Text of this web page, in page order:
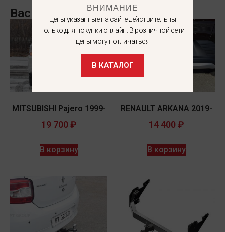
Вас может заинтересовать
MITSUBISHI Pajero 1999-
19 700 ₽
В корзину
RENAULT ARKANA 2019-
14 400 ₽
В корзину
ВНИМАНИЕ
Цены указанные на сайте действительны
только для покупки онлайн. В розничной сети
цены могут отличаться
В КАТАЛОГ